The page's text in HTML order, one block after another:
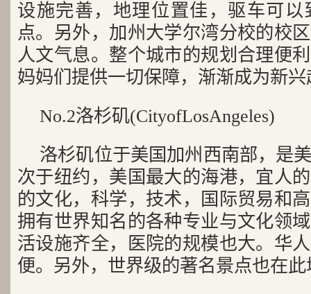
设施完善，地理位置佳，驱车可
点。另外，加州大学尔湾分校的校
人文气息。整个城市的规划合理便
妈妈们提供一切保障，渐渐成为新
No.2洛杉矶(CityofLosAngeles)
洛杉矶位于美国加州西南部，是
次于纽约，美国最大的海港，宜人
的文化，科学，技术，国际贸易和
拥有世界知名的各种专业与文化领
活设施齐全，医院的规模也大。华
便。另外，世界级的著名景点也在